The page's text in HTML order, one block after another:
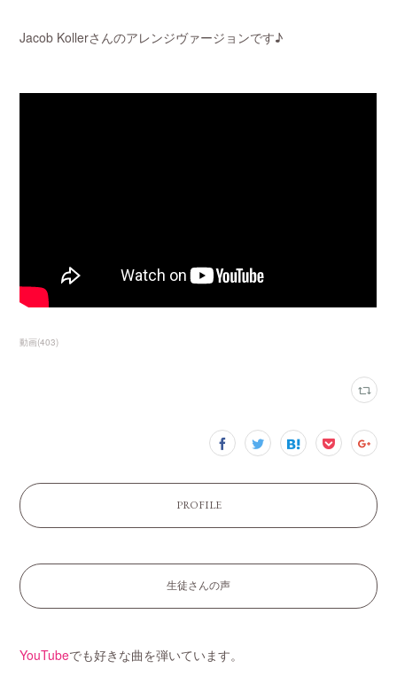
Jacob Kollerさんのアレンジヴァージョンです♪
動画(403)
PROFILE
生徒さんの声
YouTubeでも好きな曲を弾いています。